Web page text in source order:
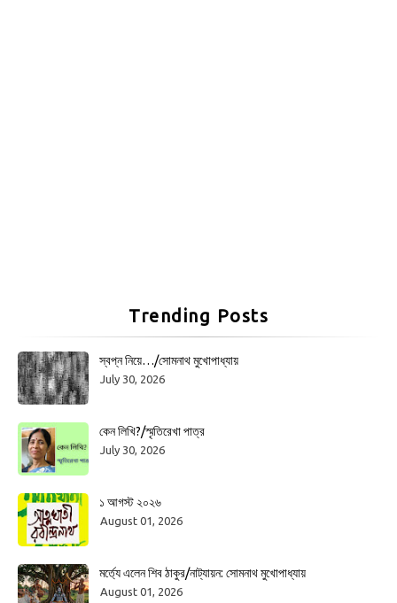
Trending Posts
স্বপ্ন নিয়ে…/সোমনাথ মুখোপাধ্যায়
July 30, 2026
কেন লিখি?/স্মৃতিরেখা পাত্র
July 30, 2026
১ আগস্ট ২০২৬
August 01, 2026
মর্ত্যে এলেন শিব ঠাকুর/নাট্যায়ন: সোমনাথ মুখোপাধ্যায়
August 01, 2026